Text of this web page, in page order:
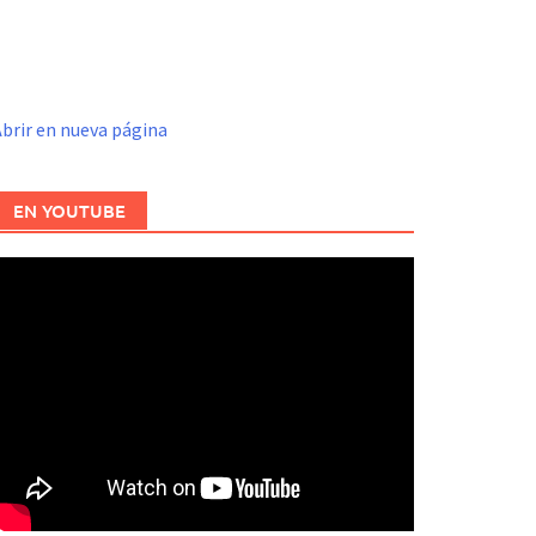
en nueva página
EN YOUTUBE